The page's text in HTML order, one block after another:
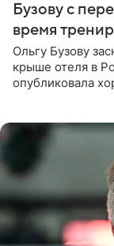
Бузову с
время
Ольгу Бузову
крыше отеля в
опубликовала